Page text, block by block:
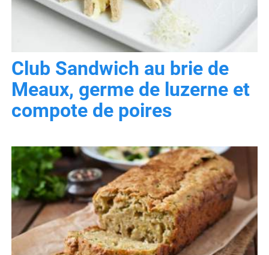
Club Sandwich au brie de
Meaux, germe de luzerne et
compote de poires